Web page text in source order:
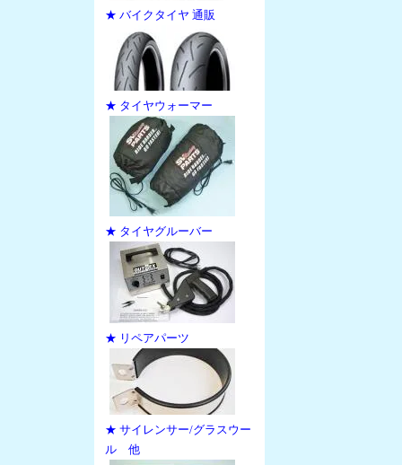
★ バイクタイヤ 通販
★ タイヤウォーマー
★ タイヤグルーバー
★ リペアパーツ
★ サイレンサー/グラスウー
ル 他